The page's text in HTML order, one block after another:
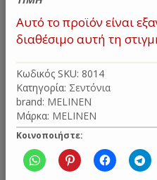
Αυτό το προϊόν είναι
διαθέσιμο αυτή τη
Κωδικός SKU: 8014
Κατηγορία: Σεντόνια
brand: MELINEN
Μάρκα: MELINEN
Κοινοποιήστε: